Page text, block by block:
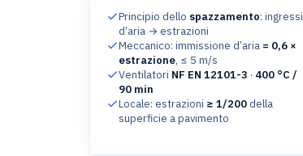
Principio dello spazzamento: ingressi
d’aria → estrazioni
Meccanico: immissione d’aria = 0,6 ×
estrazione, ≤ 5 m/s
Ventilatori NF EN 12101-3 · 400 °C /
90 min
Locale: estrazioni ≥ 1/200della
superficie a pavimento